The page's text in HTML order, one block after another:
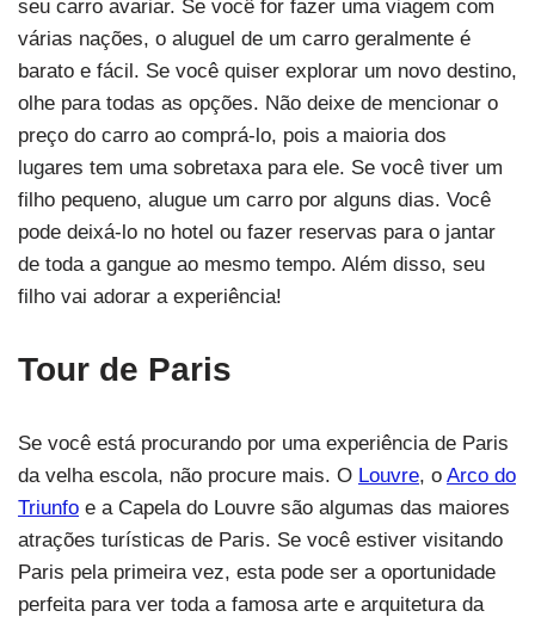
seu carro avariar. Se você for fazer uma viagem com
várias nações, o aluguel de um carro geralmente é
barato e fácil. Se você quiser explorar um novo destino,
olhe para todas as opções. Não deixe de mencionar o
preço do carro ao comprá-lo, pois a maioria dos
lugares tem uma sobretaxa para ele. Se você tiver um
filho pequeno, alugue um carro por alguns dias. Você
pode deixá-lo no hotel ou fazer reservas para o jantar
de toda a gangue ao mesmo tempo. Além disso, seu
filho vai adorar a experiência!
Tour de Paris
Se você está procurando por uma experiência de Paris
da velha escola, não procure mais. O Louvre, o Arco do
Triunfo e a Capela do Louvre são algumas das maiores
atrações turísticas de Paris. Se você estiver visitando
Paris pela primeira vez, esta pode ser a oportunidade
perfeita para ver toda a famosa arte e arquitetura da